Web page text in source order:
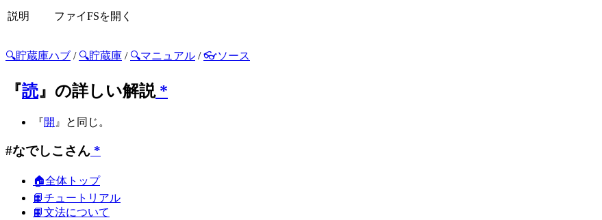
説明 ファイFSを開く
🔍貯蔵庫ハブ / 🔍貯蔵庫 / 🔍マニュアル /👓ソース
『読』の詳しい解説*
『開 』と同じ。
#なでしこさん *
🏠全体トップ
📙チュートリアル
📙文法について